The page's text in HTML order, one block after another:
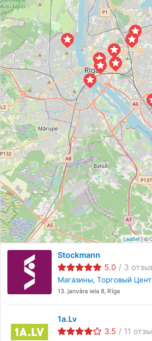
Leaflet| ©
Stockmann
5.0 / 3
Магазины Торговый
13. janvāra iela 8, Rīga
1a.lv
3.5 / 11